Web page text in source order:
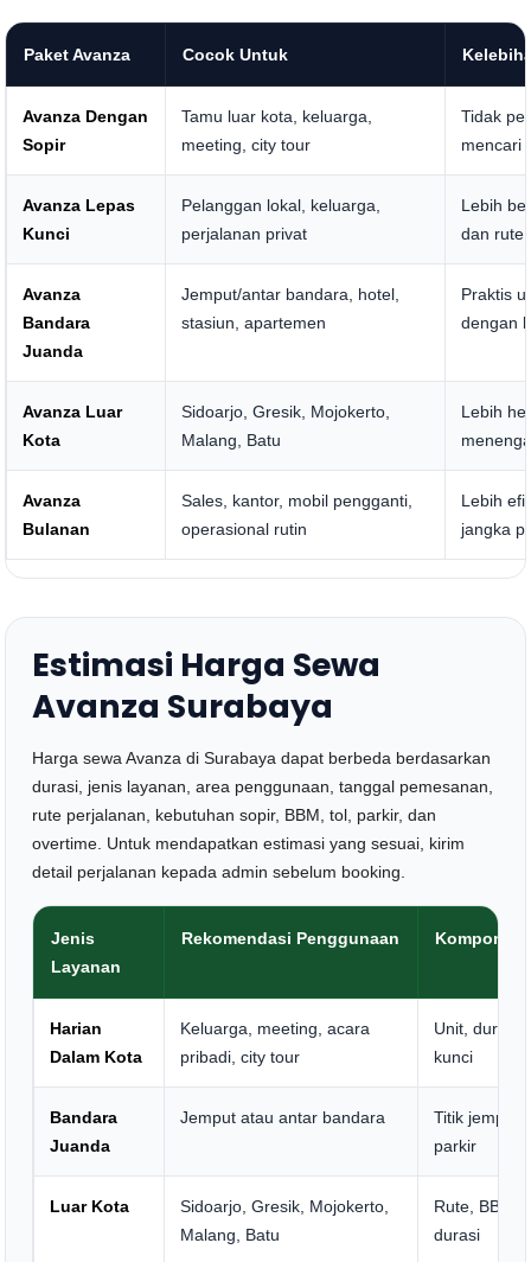
Paket Avanza Cocok Untuk
Avanza Dengan
Sopir
Tamu luar kota, keluarga,
meeting, city tour
Tidak
mencari
Avanza Lepas
Kunci
Pelanggan lokal, keluarga,
perjalanan privat
Lebih
dan rute
Avanza
Bandara
Juanda
Jemput/antar bandara, hotel,
stasiun, apartemen
Praktis
dengan
Avanza Luar
Kota
Sidoarjo, Gresik, Mojokerto,
Malang, Batu
Lebih
Avanza
Bulanan
Sales, kantor, mobil pengganti,
operasional rutin
Lebih
jangka
Estimasi Harga Sewa
Avanza Surabaya
Harga sewa Avanza di Surabaya dapat berbeda berdasarkan
durasi, jenis layanan, area penggunaan, tanggal pemesanan,
rute perjalanan, kebutuhan sopir, BBM, tol, parkir, dan
overtime. Untuk mendapatkan estimasi yang sesuai, kirim
detail perjalanan kepada admin sebelum booking.
Jenis
Layanan
Rekomendasi Penggunaan Komponen
Harian
Dalam Kota
Keluarga, meeting, acara
pribadi, city tour
Unit, durasi,
kunci
Bandara
Juanda
Jemput atau antar bandara
Titik jemput,
parkir
Luar Kota
Sidoarjo, Gresik, Mojokerto,
Malang, Batu
Rute, BBM,
durasi